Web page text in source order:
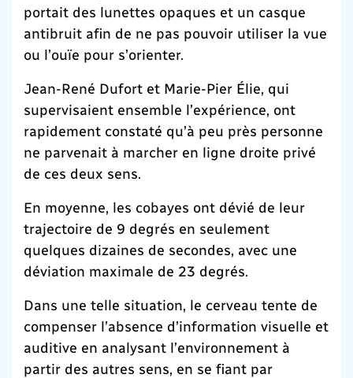
portait des lunettes opaques et un casque
antibruit afin de ne pas pouvoir utiliser la vue
ou l’ouïe pour s’orienter.
Jean-René Dufort et Marie-Pier Élie, qui
supervisaient ensemble l’expérience, ont
rapidement constaté qu’à peu près personne
ne parvenait à marcher en ligne droite privé
de ces deux sens.
En moyenne, les cobayes ont dévié de leur
trajectoire de 9 degrés en seulement
quelques dizaines de secondes, avec une
déviation maximale de 23 degrés.
Dans une telle situation, le cerveau tente de
compenser l’absence d’information visuelle et
auditive en analysant l’environnement à
partir des autres sens, en se fiant par